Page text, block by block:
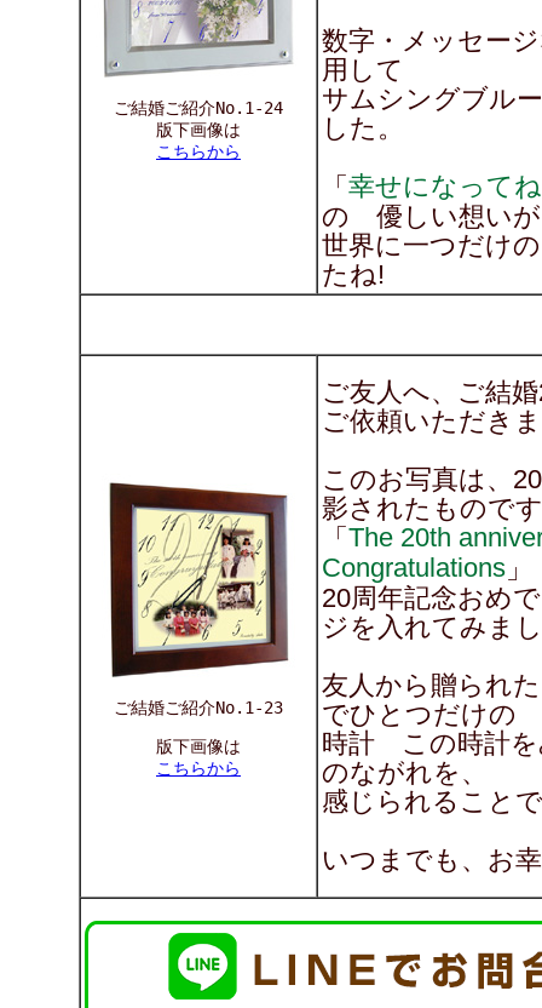
ご結婚ご紹介No.1-24
版下画像は
こちらから
数字・メッセー
用して
サムシングブル
した。
「 幸せになってね
の 優しい想いが
世界に一つだけ
たね!
ご結婚ご紹介No.1-23
版下画像は
こちらから
ご友人へ、ご結
ご依頼いただき
このお写真は、
影されたものです
「 The 20th
Congratulations 」
20周年記念おめ
ジを入れてみま
友人から贈られ
でひとつだけの
時計 この時計を
のながれを、
感じられること
いつまでも、お